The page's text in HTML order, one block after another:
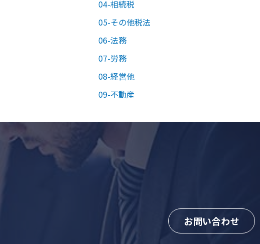
04-相続税
05-その他税法
06-法務
07-労務
08-経営他
09-不動産
お問い合わせ